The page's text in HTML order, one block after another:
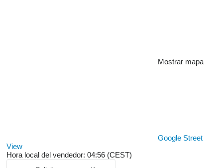
Mostrar mapa
Google Street
View
Hora local del vendedor: 04:56 (CEST)